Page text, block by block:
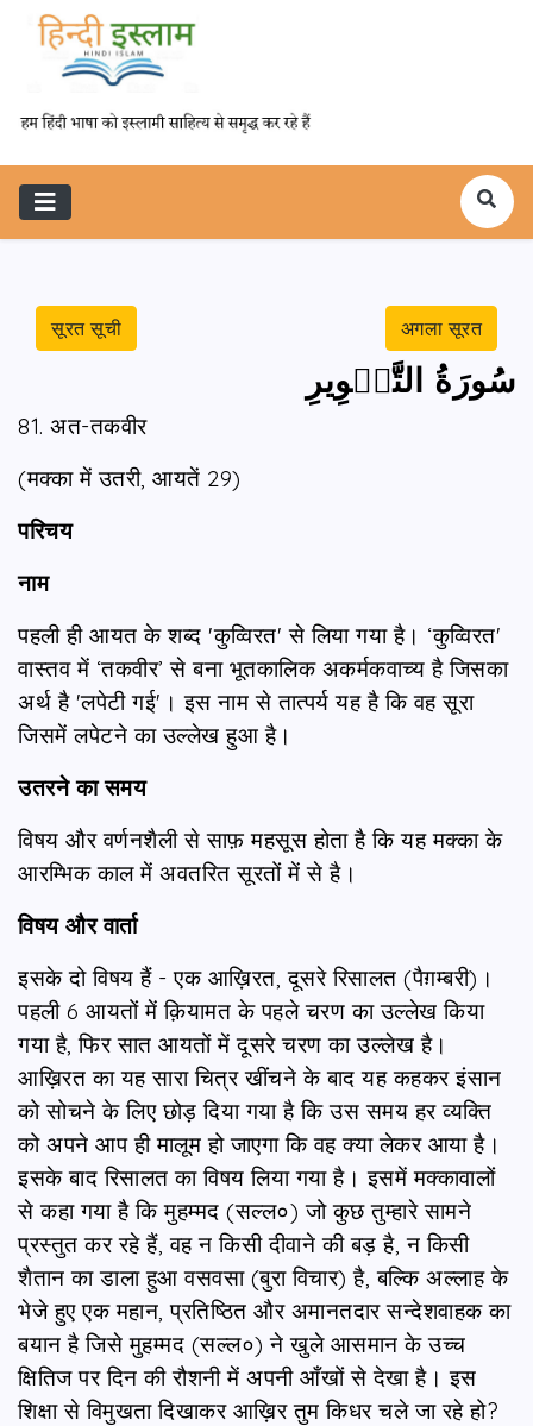
सूरत सूची अगला सूरत
سُورَةُ التَّكۡوِيرِ
81. अत-तकवीर
(मक्का में उतरी, आयतें 29)
परिचय
नाम
पहली ही आयत के शब्द 'कुव्विरत' से लिया गया है। ‘कुव्विरत'
वास्तव में ‘तकवीर’ से बना भूतकालिक अकर्मकवाच्य है जिसका
अर्थ है 'लपेटी गई'। इस नाम से तात्पर्य यह है कि वह सूरा
जिसमें लपेटने का उल्लेख हुआ है।
उतरने का समय
विषय और वर्णनशैली से साफ़ महसूस होता है कि यह मक्का के
आरम्भिक काल में अवतरित सूरतों में से है।
विषय और वार्ता
इसके दो विषय हैं - एक आख़िरत, दूसरे रिसालत (पैग़म्बरी)।
पहली 6 आयतों में क़ियामत के पहले चरण का उल्लेख किया
गया है, फिर सात आयतों में दूसरे चरण का उल्लेख है।
आख़िरत का यह सारा चित्र खींचने के बाद यह कहकर इंसान
को सोचने के लिए छोड़ दिया गया है कि उस समय हर व्यक्ति
को अपने आप ही मालूम हो जाएगा कि वह क्या लेकर आया है।
इसके बाद रिसालत का विषय लिया गया है। इसमें मक्कावालों
से कहा गया है कि मुहम्मद (सल्ल०) जो कुछ तुम्हारे सामने
प्रस्तुत कर रहे हैं, वह न किसी दीवाने की बड़ है, न किसी
शैतान का डाला हुआ वसवसा (बुरा विचार) है, बल्कि अल्लाह के
भेजे हुए एक महान, प्रतिष्ठित और अमानतदार सन्देशवाहक का
बयान है जिसे मुहम्मद (सल्ल०) ने खुले आसमान के उच्च
क्षितिज पर दिन की रौशनी में अपनी आँखों से देखा है। इस
शिक्षा से विमुखता दिखाकर आख़िर तुम किधर चले जा रहे हो?